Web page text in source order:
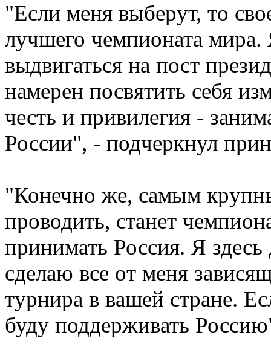
"Если меня выберут, то
лучшего чемпионата
выдвигаться на пост
намерен посвятить себя
честь и привилегия -
России", - подчеркнул
"Конечно же, самым
проводить, станет
принимать Россия. Я здесь
сделаю все от меня
турнира в вашей стране.
буду поддерживать